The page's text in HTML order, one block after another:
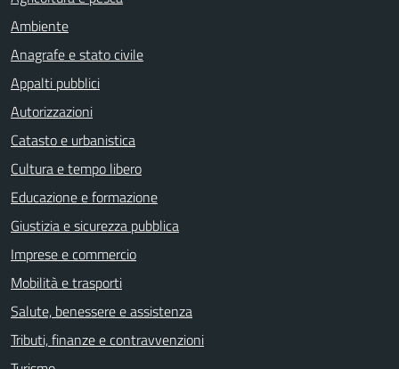
Ambiente
Anagrafe e stato civile
Appalti pubblici
Autorizzazioni
Catasto e urbanistica
Cultura e tempo libero
Educazione e formazione
Giustizia e sicurezza pubblica
Imprese e commercio
Mobilità e trasporti
Salute, benessere e assistenza
Tributi, finanze e contravvenzioni